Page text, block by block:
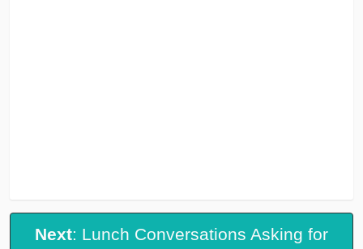
Next: Lunch Conversations Asking for